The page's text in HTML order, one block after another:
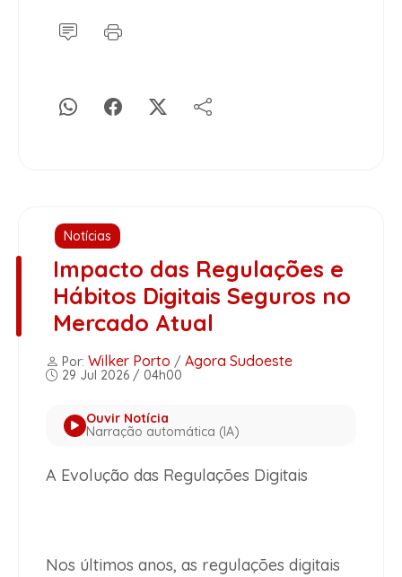
Notícias
Impacto das Regulações e
Hábitos Digitais Seguros no
Mercado Atual
Por: Wilker Porto / Agora Sudoeste
29 Jul 2026 / 04h00
Ouvir Notícia
Narração automática (IA)
A Evolução das Regulações Digitais
Nos últimos anos, as regulações digitais